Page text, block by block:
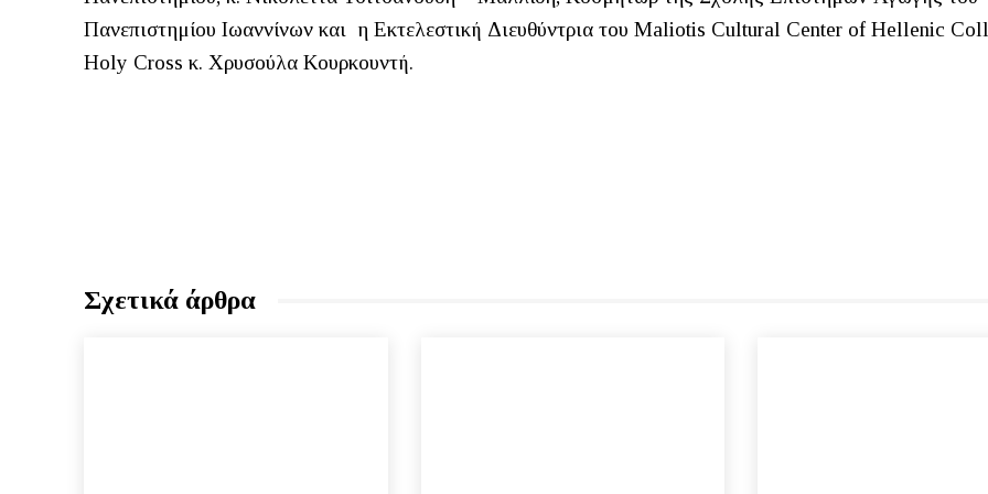
Πανεπιστημίου Ιωαννίνων και η Εκτελεστική Διευθύντρια του Maliotis Cultural Center of Hellenic
Holy Cross κ. Χρυσούλα Κουρκουντή.
Σχετικά άρθρα